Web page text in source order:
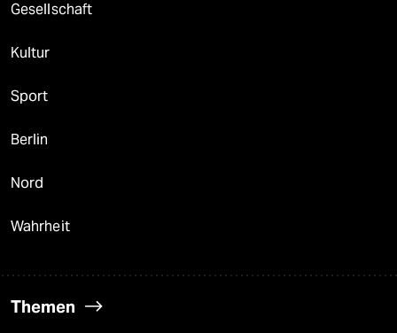
Gesellschaft
Kultur
Sport
Berlin
Nord
Wahrheit
Themen